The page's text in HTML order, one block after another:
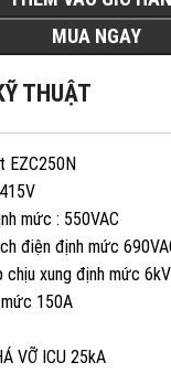
MUA NGAY
THUẬT
EZC250N
mức : 550VAC
điện định mức
chịu xung định mức 6kV
mức 150A
VỠ ICU 25kA